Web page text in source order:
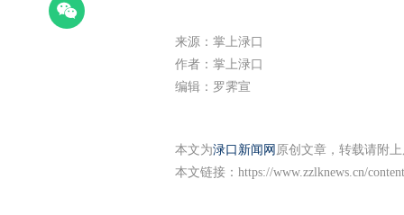
来源：掌上渌口
作者：掌上渌口
编辑：罗霁宣
本文为渌口新闻网 原创文章，转载请附
本文链接： https://www.zzlknews.cn/